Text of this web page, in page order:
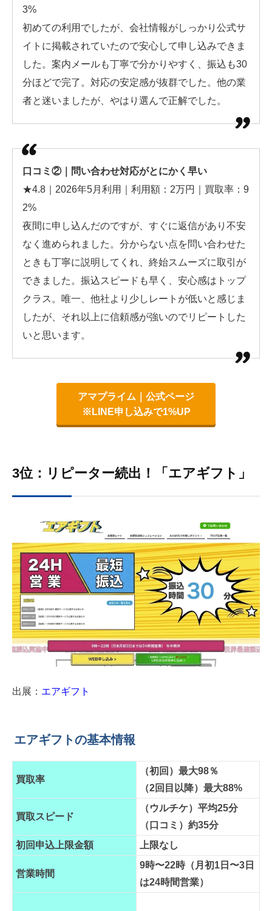
3%
初めての利用でしたが、会社情報がしっかり公式サ
イトに掲載されていたので安心して申し込みできま
した。案内メールも丁寧で分かりやすく、振込も30
分ほどで完了。対応の安定感が抜群でした。他の業
者と迷いましたが、やはり選んで正解でした。
口コミ②｜問い合わせ対応がとにかく早い
★4.8｜2026年5月利用｜利用額：2万円｜買取率：9
2%
夜間に申し込んだのですが、すぐに返信があり不安
なく進められました。分からない点を問い合わせた
ときも丁寧に説明してくれ、終始スムーズに取引が
できました。振込スピードも早く、安心感はトップ
クラス。唯一、他社より少しレートが低いと感じま
したが、それ以上に信頼感が強いのでリピートした
いと思います。
アマプライム｜公式ページ
※LINE申し込みで1%UP
3位：リピーター続出！「エアギフト」
出展： エアギフト
エアギフトの基本情報
買取率
（初回）最大98％
（2回目以降）最大88%
買取スピード
（ウルチケ）平均25分
（口コミ）約35分
初回申込上限金額
上限なし
営業時間
9時〜22時（月初1日〜3日
は24時間営業）